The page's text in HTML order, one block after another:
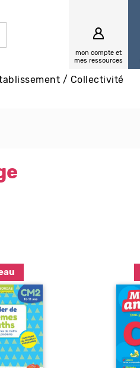
mon compte et
mes ressources
/ Collectivité